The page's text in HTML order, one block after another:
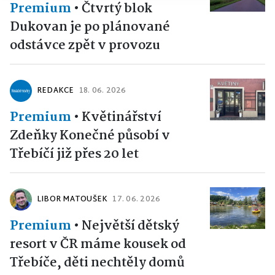
Premium •Čtvrtý blok
Dukovan je po plánované
odstávce zpět v provozu
REDAKCE 18. 06. 2026
Premium • Květinářství
Zdeňky Konečné působí v
Třebíčí již přes 20 let
LIBOR MATOUŠEK 17. 06. 2026
Premium • Největší dětský
resort v ČR máme kousek od
Třebíče, děti nechtěly domů